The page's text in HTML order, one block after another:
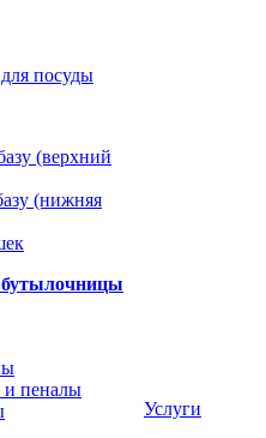
(верхний
(нижняя
бутылочницы
пеналы
Услуги